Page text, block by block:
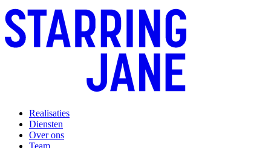
Realisaties
Diensten
Over ons
Team